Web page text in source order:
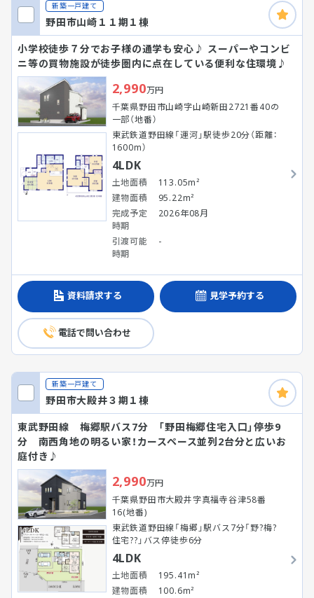
新築一戸建て
野田市山崎１１期１棟
小学校徒歩７分でお子様の通学も安心♪ スーパーやコンビ
ニ等の買物施設が徒歩圏内に点在している便利な住環境♪
2,990万円
千葉県野田市山崎字山崎新田2721番40の
一部（地番）
東武鉄道野田線「運河」駅徒歩20分（距離：
1600m）
4LDK
土地面積
113.05m²
建物面積
95.22m²
完成予定
時期
2026年08月
引渡可能
時期
-
資料請求する 見学予約する
電話で問い合わせ
新築一戸建て
野田市大殿井３期１棟
東武野田線 梅郷駅バス7分 「野田梅郷住宅入口」停歩9
分 南西角地の明るい家！カースペース並列2台分と広いお
庭付き♪
2,990万円
千葉県野田市大殿井字真福寺谷津58番
16(地番)
東武鉄道野田線「梅郷」駅バス7分「野?梅?
住宅??」バス停徒歩6分
4LDK
土地面積
195.41m²
建物面積
100.6m²